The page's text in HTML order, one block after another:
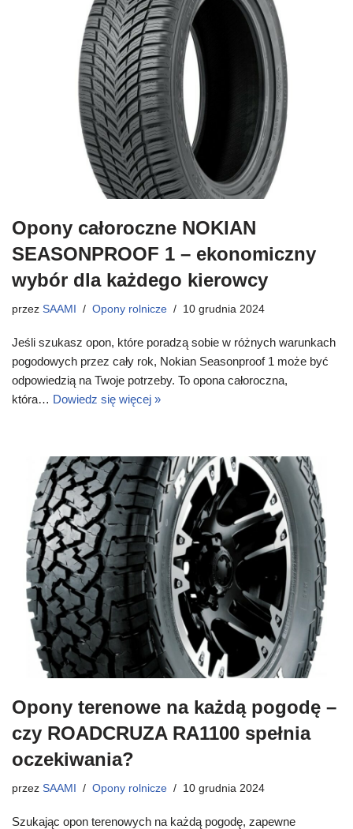
Opony całoroczne NOKIAN
SEASONPROOF 1 – ekonomiczny
wybór dla każdego kierowcy
przez SAAMI Opony rolnicze 10 grudnia 2024
Jeśli szukasz opon, które poradzą sobie w różnych warunkach
pogodowych przez cały rok, Nokian Seasonproof 1 może być
odpowiedzią na Twoje potrzeby. To opona całoroczna,
która… Dowiedz się więcej »
Opony terenowe na każdą pogodę –
czy ROADCRUZA RA1100 spełnia
oczekiwania?
przez SAAMI Opony rolnicze 10 grudnia 2024
Szukając opon terenowych na każdą pogodę, zapewne